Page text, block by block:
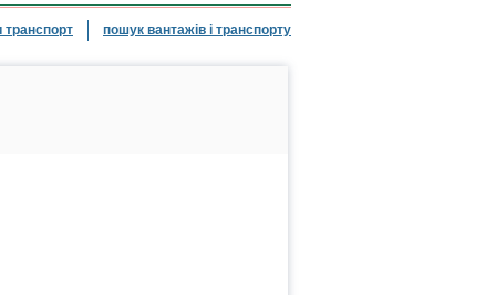
транспорт пошук вантажів і транспорту